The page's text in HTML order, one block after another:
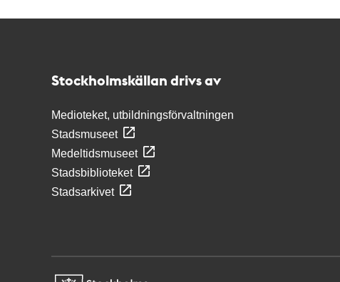
Stockholmskällan drivs av
Medioteket, utbildningsförvaltningen
Stadsmuseet
Medeltidsmuseet
Stadsbiblioteket
Stadsarkivet